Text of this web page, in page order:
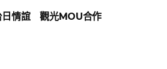
日情誼 觀光MOU合作